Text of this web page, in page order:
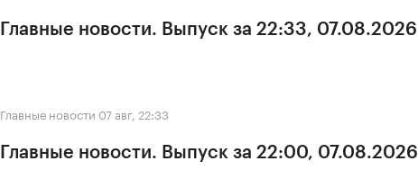
Главные новости. Выпуск за 22:33, 07.08.2026
Главные новости 07 авг, 22:33
Главные новости. Выпуск за 22:00, 07.08.2026